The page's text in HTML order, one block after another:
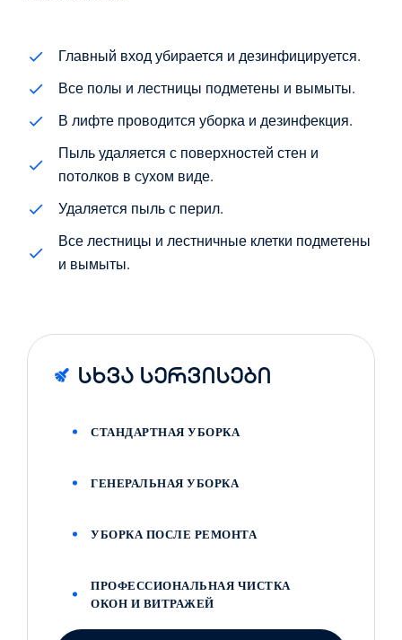
Главный вход убирается и дезинфицируется.
Все полы и лестницы подметены и вымыты.
В лифте проводится уборка и дезинфекция.
Пыль удаляется с поверхностей стен и
потолков в сухом виде.
Удаляется пыль с перил.
Все лестницы и лестничные клетки подметены
и вымыты.
Სხვა Სერვისები
СТАНДАРТНАЯ УБОРКА
ГЕНЕРАЛЬНАЯ УБОРКА
УБОРКА ПОСЛЕ РЕМОНТА
ПРОФЕССИОНАЛЬНАЯ ЧИСТКА
ОКОН И ВИТРАЖЕЙ